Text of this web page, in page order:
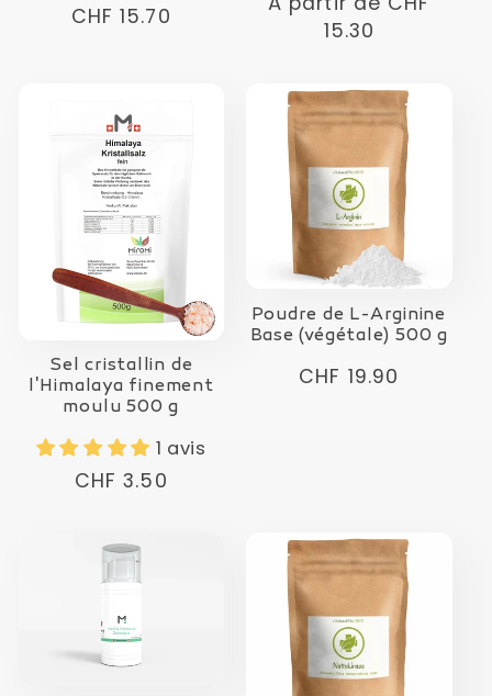
Prix
CHF 15.70
normal15.30
Sel cristallin de
l'Himalaya finement
moulu 500 g
1 avis
Prix
CHF 3.50
Poudre de L-Arginine
Base (végétale) 500 g
Prix
CHF 19.90